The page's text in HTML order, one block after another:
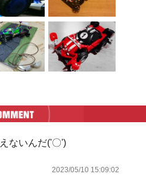
ないんだ('〇')
2023/05/10 15:09:02